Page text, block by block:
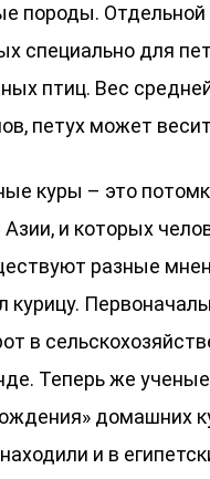
породы. Отдельной
специально для
птиц. Вес
петух может
куры – это
Азии, и которых
разные
в
Теперь же
домашних
и в